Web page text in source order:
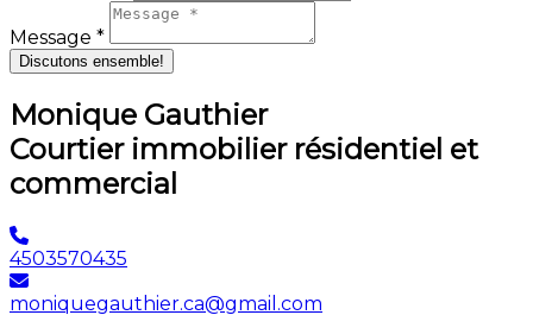
Message *
Discutons ensemble!
Monique Gauthier
Courtier immobilier résidentiel et
commercial
4503570435
moniquegauthier.ca@gmail.com